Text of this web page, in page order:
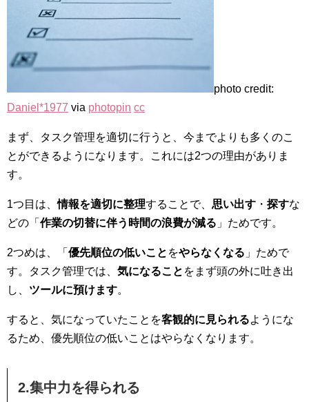
photo credit:
Daniel*1977 via photopin cc
まず、タスク管理を適切に行うと、今までよりも多くのこ
とができるようになります。これには2つの理由がありま
す。
1つ目は、情報を適切に整理することで、 思い出す ・ 探すな
どの「 作業の切替に伴う時間の浪費が減る 」ためです。
2つめは、「 優先順位の低いこと をやらなくなる 」ためで
す。タスク管理では、 気になること をまず頭の外に吐き出
し、 ツールに預けます。
すると、気になっていたことを客観的に見られるようにな
るため、優先順位の低いことはやらなくなります。
2.集中力を得られる